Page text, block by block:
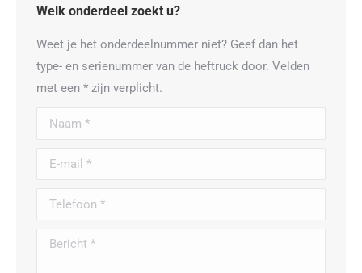
Welk onderdeel zoekt u?
Weet je het onderdeelnummer niet? Geef dan het
type- en serienummer van de heftruck door. Velden
met een * zijn verplicht.
Naam *
E-mail *
Telefoon *
Bericht *